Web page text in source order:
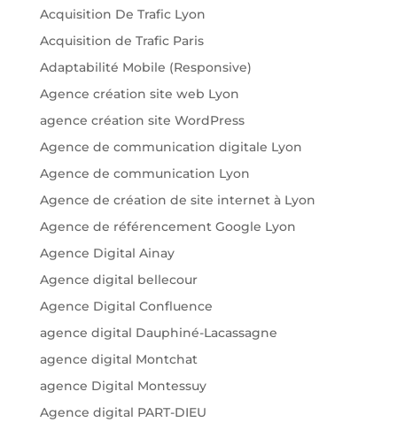
Acquisition De Trafic Lyon
Acquisition de Trafic Paris
Adaptabilité Mobile (Responsive)
Agence création site web Lyon
agence création site WordPress
Agence de communication digitale Lyon
Agence de communication Lyon
Agence de création de site internet à Lyon
Agence de référencement Google Lyon
Agence Digital Ainay
Agence digital bellecour
Agence Digital Confluence
agence digital Dauphiné-Lacassagne
agence digital Montchat
agence Digital Montessuy
Agence digital PART-DIEU